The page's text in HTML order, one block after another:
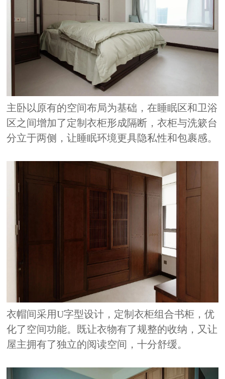
主卧以原有的空间布局为基础，在睡眠区和卫浴
区之间增加了定制衣柜形成隔断，衣柜与洗簌台
分立于两侧，让睡眠环境更具隐私性和包裹感。
衣帽间采用U字型设计，定制衣柜组合书柜，优
化了空间功能。既让衣物有了规整的收纳，又让
屋主拥有了独立的阅读空间，十分舒缓。